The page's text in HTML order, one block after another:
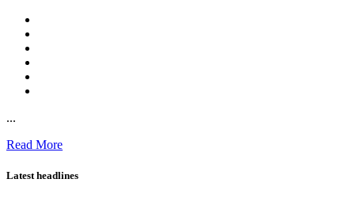
...
Read More
Latest headlines